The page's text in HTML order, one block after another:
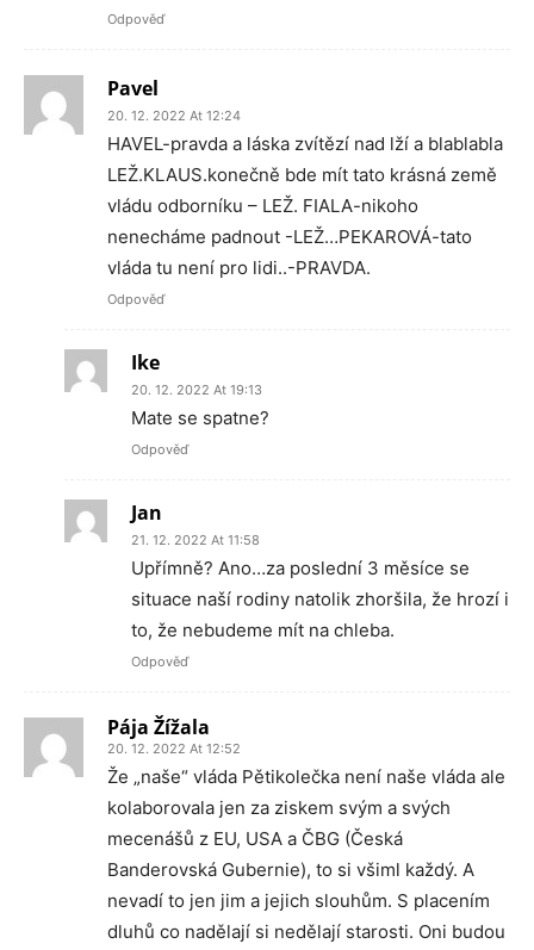
Odpověď
Pavel
20. 12. 2022 At 12:24
HAVEL-pravda a láska zvítězí nad lží a blablabla
LEŽ.KLAUS.konečně bde mít tato krásná země
vládu odborníku – LEŽ. FIALA-nikoho
nenecháme padnout -LEŽ…PEKAROVÁ-tato
vláda tu není pro lidi..-PRAVDA.
Odpověď
Ike
20. 12. 2022 At 19:13
Mate se spatne?
Odpověď
Jan
21. 12. 2022 At 11:58
Upřímně? Ano…za poslední 3 měsíce se
situace naší rodiny natolik zhoršila, že hrozí i
to, že nebudeme mít na chleba.
Odpověď
Pája Žížala
20. 12. 2022 At 12:52
Že „naše“ vláda Pětikolečka není naše vláda ale
kolaborovala jen za ziskem svým a svých
mecenášů z EU, USA a ČBG (Česká
Banderovská Gubernie), to si všiml každý. A
nevadí to jen jim a jejich slouhům. S placením
dluhů co nadělají si nedělají starosti. Oni budou